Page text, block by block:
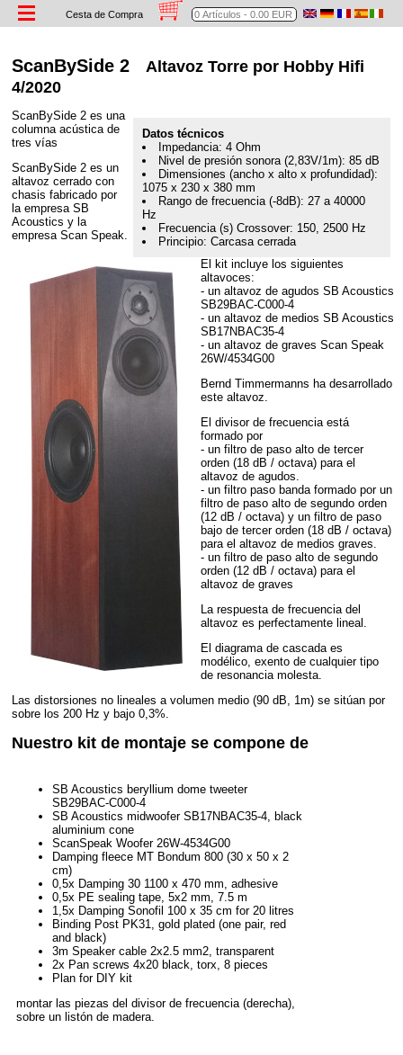
Cesta de Compra
ScanBySide 2 Altavoz Torre por Hobby Hifi
4/2020
Datos técnicos
Impedancia: 4 Ohm
Nivel de presión sonora (2,83V/1m): 85 dB
Dimensiones (ancho x alto x profundidad):
1075 x 230 x 380 mm
Rango de frecuencia (-8dB): 27 a 40000
Hz
Frecuencia (s) Crossover: 150, 2500 Hz
Principio: Carcasa cerrada
ScanBySide 2 es una
columna acústica de
tres vías
ScanBySide 2 es un
altavoz cerrado con
chasis fabricado por
la empresa SB
Acoustics y la
empresa Scan Speak.
El kit incluye los siguientes
altavoces:
- un altavoz de agudos SB Acoustics
SB29BAC-C000-4
- un altavoz de medios SB Acoustics
SB17NBAC35-4
- un altavoz de graves Scan Speak
26W/4534G00
Bernd Timmermanns ha desarrollado
este altavoz.
El divisor de frecuencia está
formado por
- un filtro de paso alto de tercer
orden (18 dB / octava) para el
altavoz de agudos.
- un filtro paso banda formado por un
filtro de paso alto de segundo orden
(12 dB / octava) y un filtro de paso
bajo de tercer orden (18 dB / octava)
para el altavoz de medios graves.
- un filtro de paso alto de segundo
orden (12 dB / octava) para el
altavoz de graves
La respuesta de frecuencia del
altavoz es perfectamente lineal.
El diagrama de cascada es
modélico, exento de cualquier tipo
de resonancia molesta.
Las distorsiones no lineales a volumen medio (90 dB, 1m) se sitúan por
sobre los 200 Hz y bajo 0,3%.
Nuestro kit de montaje se compone de
SB Acoustics beryllium dome tweeter
SB29BAC-C000-4
SB Acoustics midwoofer SB17NBAC35-4, black
aluminium cone
ScanSpeak Woofer 26W-4534G00
Damping fleece MT Bondum 800 (30 x 50 x 2
cm)
0,5x Damping 30 1100 x 470 mm, adhesive
0,5x PE sealing tape, 5x2 mm, 7.5 m
1,5x Damping Sonofil 100 x 35 cm for 20 litres
Binding Post PK31, gold plated (one pair, red
and black)
3m Speaker cable 2x2.5 mm2, transparent
2x Pan screws 4x20 black, torx, 8 pieces
Plan for DIY kit
montar las piezas del divisor de frecuencia (derecha),
sobre un listón de madera.